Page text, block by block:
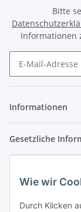
Wie wir
Durch Klicken
Bitte
Informationen
Informationen
Gesetzliche